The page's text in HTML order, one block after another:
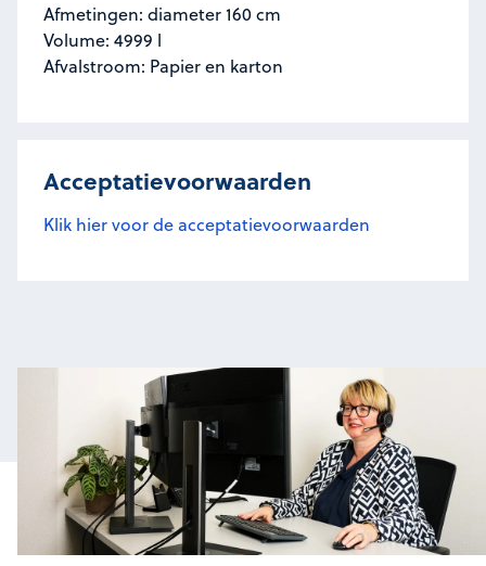
Afmetingen: diameter 160 cm
Volume: 4999 l
Afvalstroom: Papier en karton
Acceptatievoorwaarden
Klik hier voor de acceptatievoorwaarden